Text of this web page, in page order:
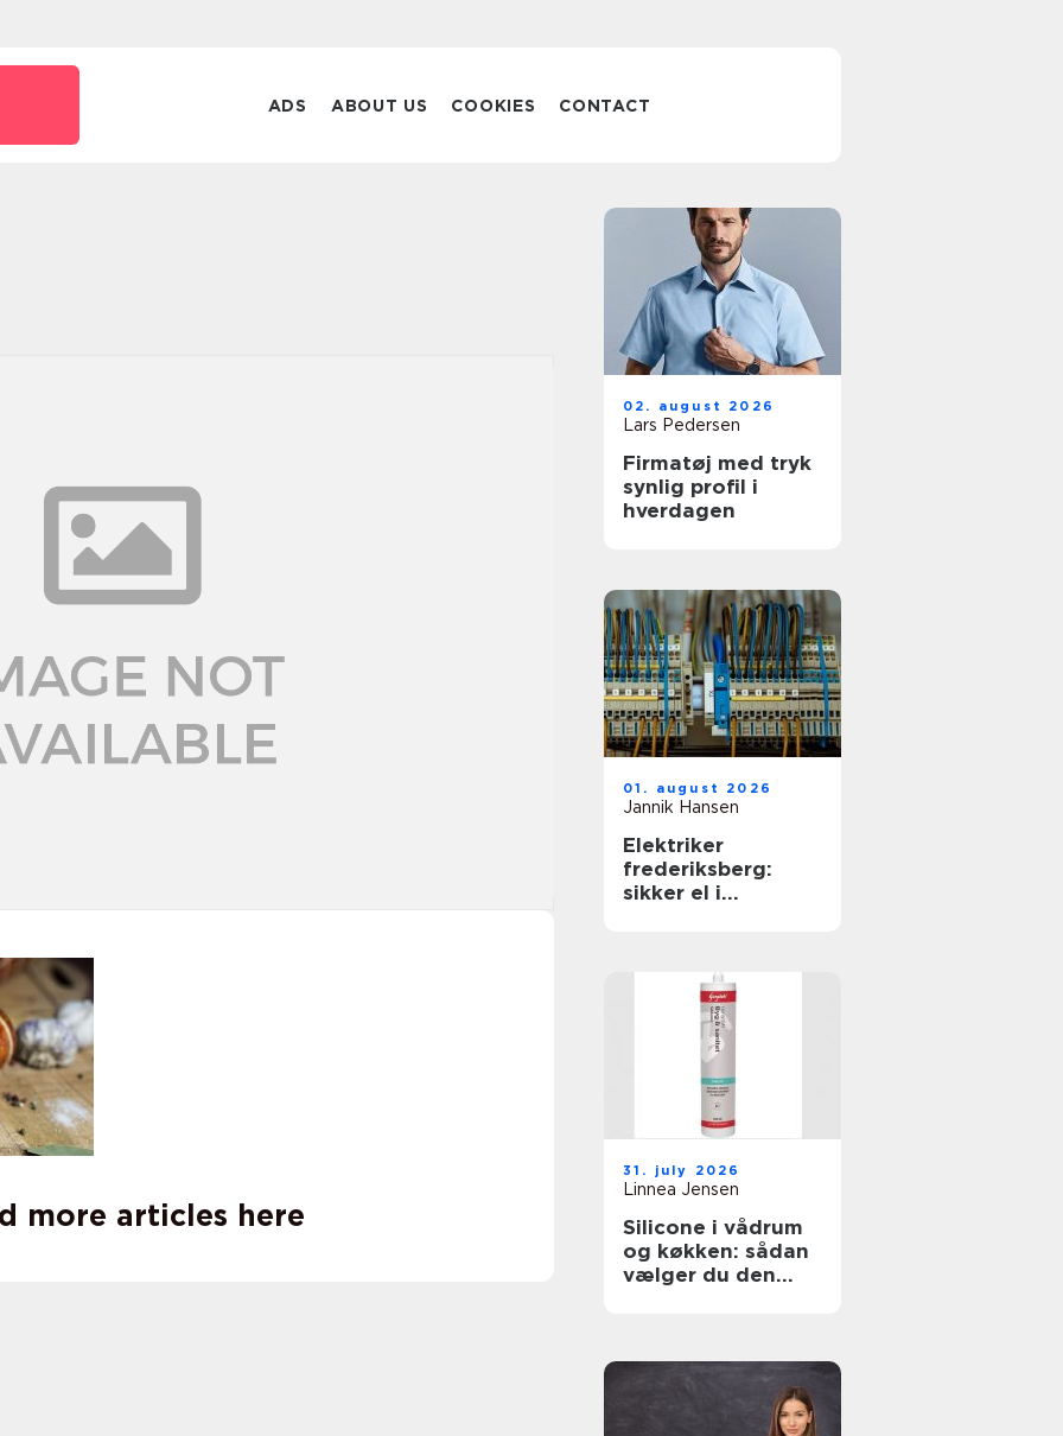
ADS ABOUT US COOKIES CONTACT
more articles here
02. august 2026
Lars Pedersen
Firmatøj med tryk
synlig profil i
hverdagen
01. august 2026
Jannik Hansen
Elektriker
frederiksberg:
sikker el i
31. july 2026
Linnea Jensen
Silicone i vådrum
og køkken: sådan
vælger du den